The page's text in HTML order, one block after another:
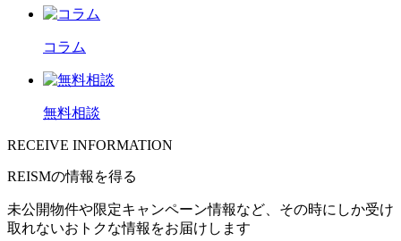
コラム
無料相談
RECEIVE INFORMATION
REISMの情報を得る
未公開物件や限定キャンペーン情報など、その時にしか受け
取れないおトクな情報をお届けします